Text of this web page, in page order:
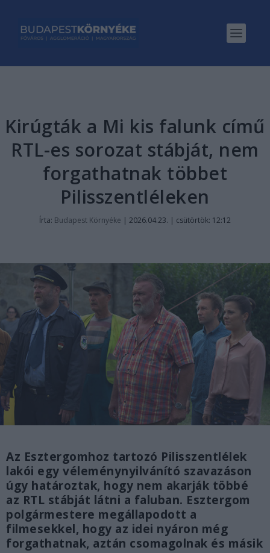
Kirúgták a Mi kis falunk című
RTL-es sorozat stábját, nem
forgathatnak többet
Pilisszentléleken
Írta: Budapest Környéke | 2026.04.23. | csütörtök: 12:12
Az Esztergomhoz tartozó Pilisszentlélek
lakói egy véleménynyilvánító szavazáson
úgy határoztak, hogy nem akarják többé
az RTL stábját látni a faluban. Esztergom
polgármestere megállapodott a
filmesekkel, hogy az idei nyáron még
forgathatnak, aztán csomagolnak és másik